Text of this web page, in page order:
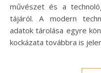
művészet és a
tájáról. A modern
adatok tárolása egyre
kockázata továbbra is